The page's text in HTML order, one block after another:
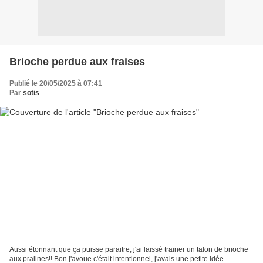
Brioche perdue aux fraises
Publié le 20/05/2025 à 07:41
Par sotis
Aussi étonnant que ça puisse paraitre, j'ai laissé trainer un talon de brioche
aux pralines!! Bon j'avoue c'était intentionnel, j'avais une petite idée